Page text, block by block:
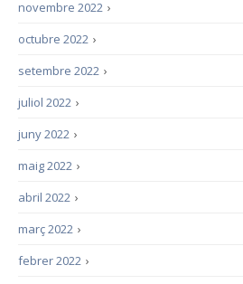
›
novembre 2022
›
octubre 2022
›
setembre 2022
›
juliol 2022
›
juny 2022
›
maig 2022
›
abril 2022
›
març 2022
›
febrer 2022